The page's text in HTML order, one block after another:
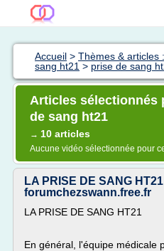
Accueil > Thèmes & articles
sang ht21 > prise de sang
Articles sélectionnés
de sang ht21
→ 10 articles
Aucune vidéo sélectionnée pour
LA PRISE DE SANG
forumchezswann.free.fr
LA PRISE DE SANG HT21
En général, l'équipe médicale